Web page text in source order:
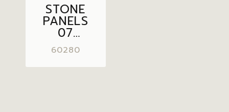
STONE
PANELS
07
PASTEL
GREY
15X50
60280